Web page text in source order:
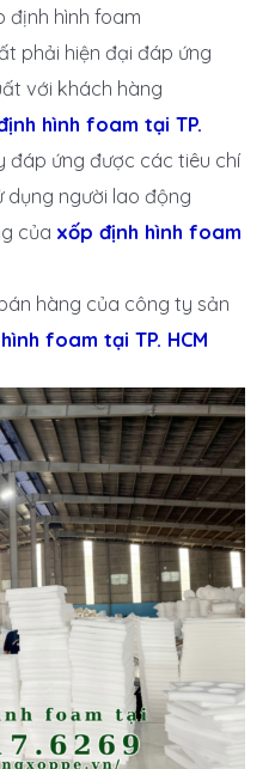
định hình foam
phải hiện đại đáp ứng
với khách hàng
hình foam tại TP.
đáp ứng được các tiêu chí
người lao động
của xốp định hình foam
hàng của công ty sản
foam tại TP. HCM